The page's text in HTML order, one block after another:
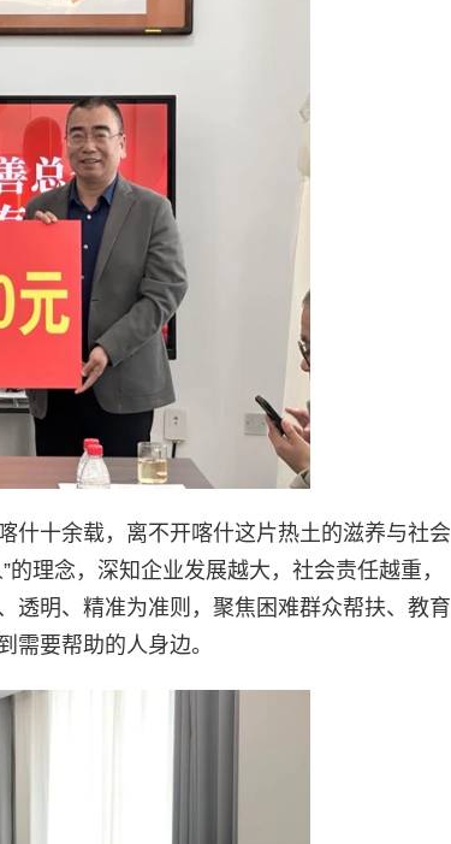
什十余载，离不开喀什这片热土的滋养与社会
理念，深知企业发展越大，社会责任越重，
透明、精准为准则，聚焦困难群众帮扶、教育
需要帮助的人身边。